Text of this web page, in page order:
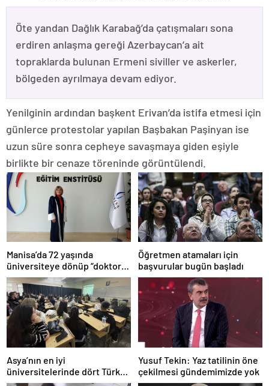
Öte yandan Dağlık Karabağ’da çatışmaları sona
erdiren anlaşma gereği Azerbaycan’a ait
topraklarda bulunan Ermeni siviller ve askerler,
bölgeden ayrılmaya devam ediyor.
Yenilginin ardından başkent Erivan’da istifa etmesi için
günlerce protestolar yapılan Başbakan Paşinyan ise
uzun süre sonra cepheye savaşmaya giden eşiyle
birlikte bir cenaze töreninde görüntülendi.
Manisa’da 72 yaşında
üniversiteye dönüp “doktor”
ünvanı aldı
Öğretmen atamaları için
başvurular bugün başladı
Asya’nın en iyi
üniversitelerinde dört Türk
okulu ilk 100’de
Yusuf Tekin: Yaz tatilinin öne
çekilmesi gündemimizde yok